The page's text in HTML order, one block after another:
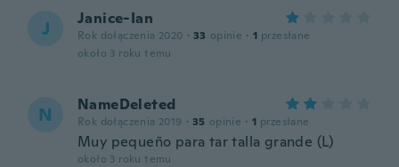
J Janice-Ian
Rok dołączenia 2020 · 33 opinie · 1 przesłane
około 3 roku temu
N NameDeleted
Rok dołączenia 2019 · 35 opinie · 1 przesłane
Muy pequeño para tar talla grande (L)
około 3 roku temu